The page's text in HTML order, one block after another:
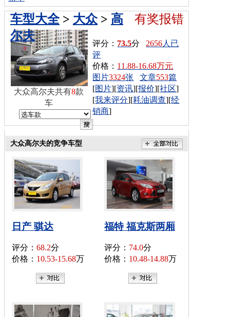
有奖报错
车型大全> 大众> 高
尔夫
评分： 73.5分 2656人已
评
价格： 11.88-16.68万元
图片3324张 文章553篇
[图片][资讯][报价][社区]
[我来评分][耗油调查][经
销商]
大众高尔夫共有8款
车
大众高尔夫的竞争车型
日产 骐达
评分： 68.2分
价格： 10.53-15.68万
福特 福克斯两厢
评分： 74.0分
价格： 10.48-14.88万